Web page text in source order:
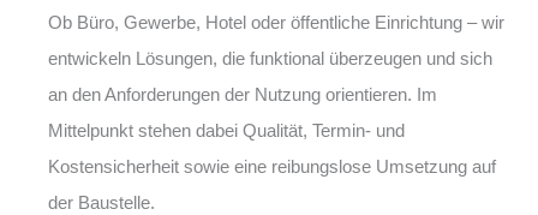
Ob Büro, Gewerbe, Hotel oder öffentliche Einrichtung – wir
entwickeln Lösungen, die funktional überzeugen und sich
an den Anforderungen der Nutzung orientieren. Im
Mittelpunkt stehen dabei Qualität, Termin- und
Kostensicherheit sowie eine reibungslose Umsetzung auf
der Baustelle.